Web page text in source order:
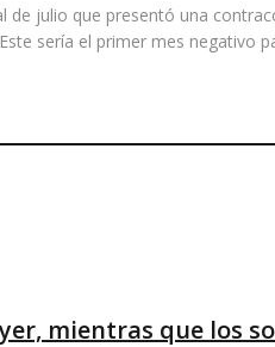
julio que presentó una
sería el primer mes negativo
mientras que los